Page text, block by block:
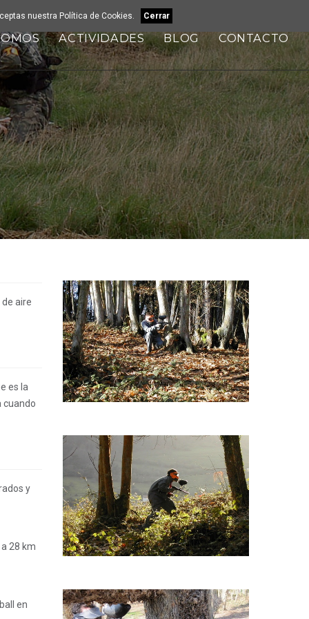
ACTIVIDADES BLOG CONTACTO
nuestra Política de Cookies. Cerrar
aire
es la
cuando
y
28 km
en